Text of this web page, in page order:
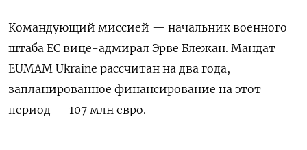
Командующий миссией — начальник военного
штаба ЕС вице-адмирал Эрве Блежан. Мандат
EUMAM Ukraine рассчитан на два года,
запланированное финансирование на этот
период — 107 млн евро.